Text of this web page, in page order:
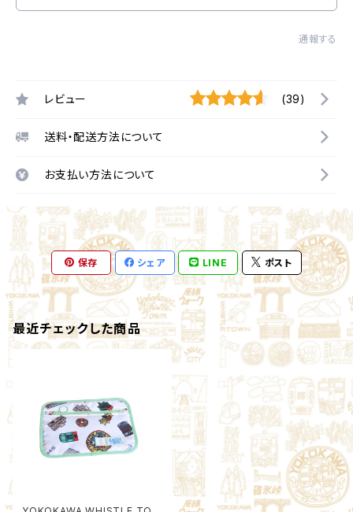
通報する
レビュー (39)
送料・配送方法について
お支払い方法について
保存 シェア LINE ポスト
最近チェックした商品